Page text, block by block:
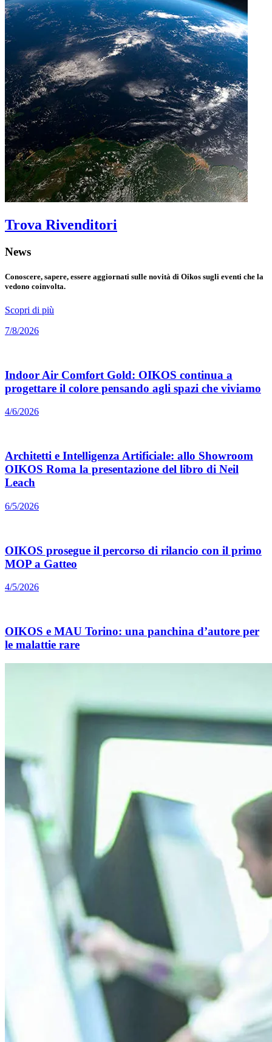
Trova Rivenditori
News
Conoscere, sapere, essere aggiornati sulle novità di Oikos sugli eventi che la
vedono coinvolta.
Scopri di più
7/8/2026
Indoor Air Comfort Gold: OIKOS continua a
progettare il colore pensando agli spazi che viviamo
4/6/2026
Architetti e Intelligenza Artificiale: allo Showroom
OIKOS Roma la presentazione del libro di Neil
Leach
6/5/2026
OIKOS prosegue il percorso di rilancio con il primo
MOP a Gatteo
4/5/2026
OIKOS e MAU Torino: una panchina d’autore per
le malattie rare